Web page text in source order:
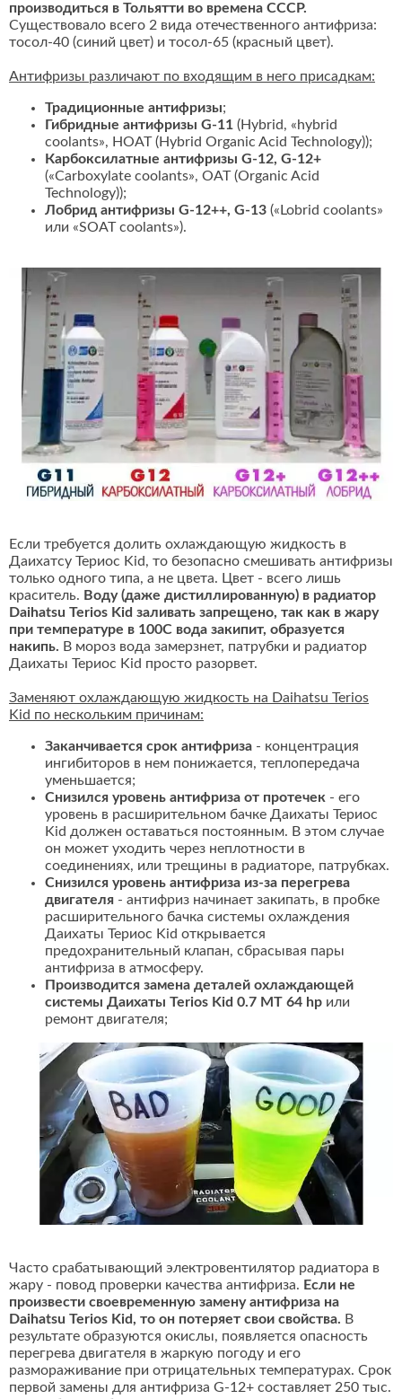
производиться в Тольятти во времена СССР.
Существовало всего 2 вида отечественного антифриза:
тосол-40 (синий цвет) и тосол-65 (красный цвет).
Антифризы различают по входящим в него присадкам:
Традиционные антифризы;
Гибридные антифризы G-11 (Hybrid, «hybrid
coolants», HOAT (Hybrid Organic Acid Technology));
Карбоксилатные антифризы G-12, G-12+
(«Carboxylate coolants», OAT (Organic Acid
Technology));
Лобрид антифризы G-12++, G-13 («Lobrid coolants»
или «SOAT coolants»).
Если требуется долить охлаждающую жидкость в
Даихатсу Териос Kid, то безопасно смешивать антифризы
только одного типа, а не цвета. Цвет - всего лишь
краситель. Воду (даже дистиллированную) в радиатор
Daihatsu Terios Kid заливать запрещено, так как в жару
при температуре в 100С вода закипит, образуется
накипь. В мороз вода замерзнет, патрубки и радиатор
Даихаты Териос Kid просто разорвет.
Заменяют охлаждающую жидкость на Daihatsu Terios
Kid по нескольким причинам:
Заканчивается срок антифриза - концентрация
ингибиторов в нем понижается, теплопередача
уменьшается;
Снизился уровень антифриза от протечек - его
уровень в расширительном бачке Даихаты Териос
Kid должен оставаться постоянным. В этом случае
он может уходить через неплотности в
соединениях, или трещины в радиаторе, патрубках.
Снизился уровень антифриза из-за перегрева
двигателя - антифриз начинает закипать, в пробке
расширительного бачка системы охлаждения
Даихаты Териос Kid открывается
предохранительный клапан, сбрасывая пары
антифриза в атмосферу.
Производится замена деталей охлаждающей
системы Даихаты Terios Kid 0.7 MT 64 hp или
ремонт двигателя;
Часто срабатывающий электровентилятор радиатора в
жару - повод проверки качества антифриза. Если не
произвести своевременную замену антифриза на
Daihatsu Terios Kid, то он потеряет свои свойства. В
результате образуются окислы, появляется опасность
перегрева двигателя в жаркую погоду и его
размораживание при отрицательных температурах. Срок
первой замены для антифриза G-12+ составляет 250 тыс.